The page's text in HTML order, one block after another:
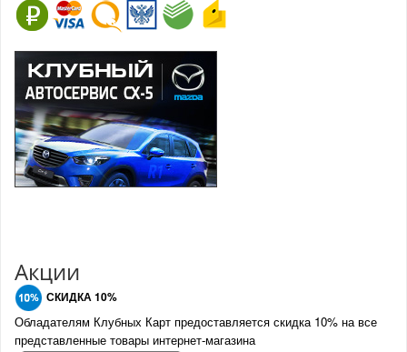
Акции
СКИДКА 10%
Обладателям Клубных Карт предоставляется скидка 10% на все
представленные товары интернет-магазина